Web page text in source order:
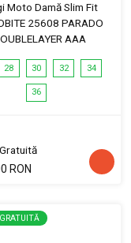
Moto Damă Slim Fit
25608 PARADO
AAA
28 30 32 34
36
RON